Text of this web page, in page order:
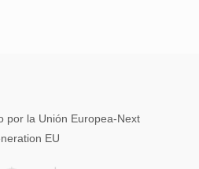
por la Unión Europea-Next
EU